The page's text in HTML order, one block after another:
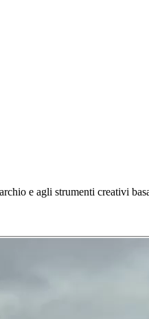
e agli strumenti creativi